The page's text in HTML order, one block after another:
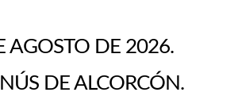
AGOSTO DE 2026.
DE ALCORCÓN.